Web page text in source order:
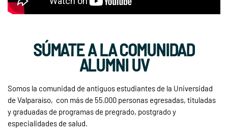
SÚMATE A LA COMUNIDAD
ALUMNI UV
Somos la comunidad de antiguos estudiantes de la Universidad
de Valparaíso, con más de 55.000 personas egresadas, tituladas
y graduadas de programas de pregrado, postgrado y
especialidades de salud.